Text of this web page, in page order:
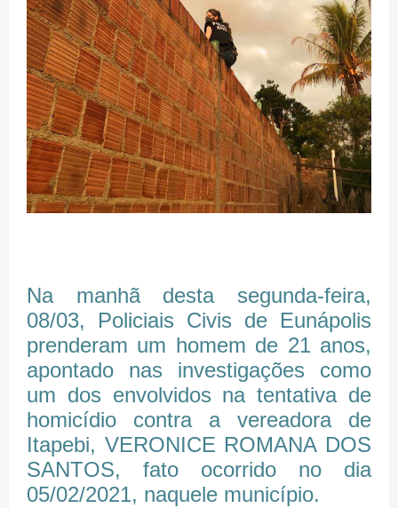
Na manhã desta segunda-feira,
08/03, Policiais Civis de Eunápolis
prenderam um homem de 21 anos,
apontado nas investigações como
um dos envolvidos na tentativa de
homicídio contra a vereadora de
Itapebi, VERONICE ROMANA DOS
SANTOS, fato ocorrido no dia
05/02/2021, naquele município.